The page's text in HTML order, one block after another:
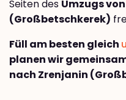
Seiten des Umzugs
(Großbetschkerek)
Füll am besten gleich
planen wir
nach Zrenjanin